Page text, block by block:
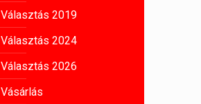
Választás 2019
Választás 2024
Választás 2026
Vásárlás